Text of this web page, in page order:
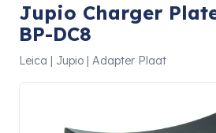
Jupio Charger
BP-DC8
Leica | Jupio | Adapter Plaat